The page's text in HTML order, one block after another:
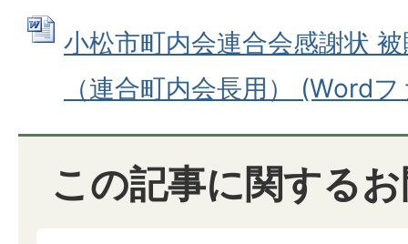
小松市町内会連合会感謝状
（連合町内会長用） (Word
この記事に関する